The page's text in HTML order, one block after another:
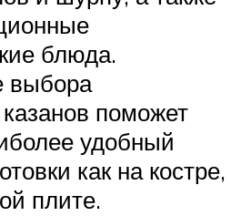
блюда.
выбора
поможет
удобный
как на костре,
плите.